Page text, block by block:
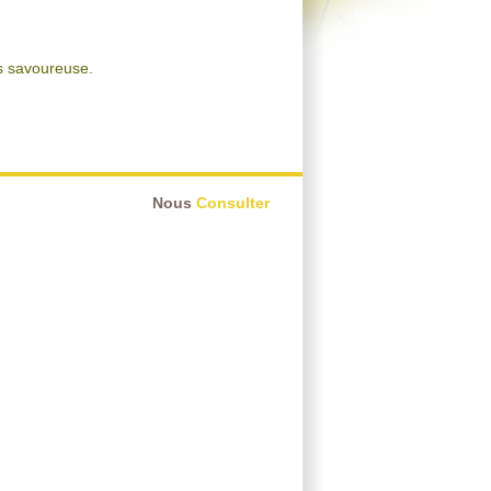
Nous Consulter